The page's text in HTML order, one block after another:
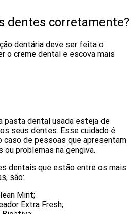
dentes corretamente?
dentária deve ser feita o
o creme dental e escova mais
pasta dental usada esteja de
seus dentes. Esse cuidado é
caso de pessoas que apresentam
problemas na gengiva.
dentais que estão entre os mais
são:
Mint;
Extra Fresh;